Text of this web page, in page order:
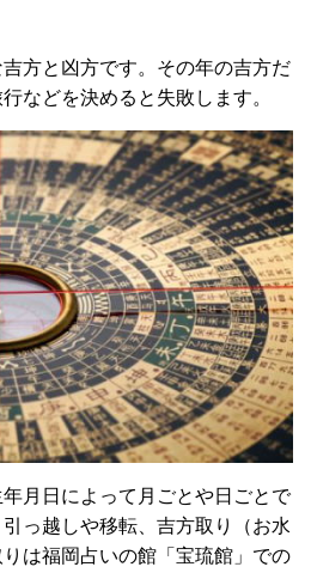
方と凶方です。その年の吉方だ
などを決めると失敗します。
月日によって月ごとや日ごとで
っ越しや移転、吉方取り（お水
は福岡占いの館「宝琉館」での